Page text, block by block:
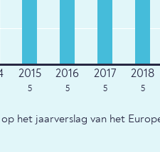
5 5 5 5
het jaarverslag van het